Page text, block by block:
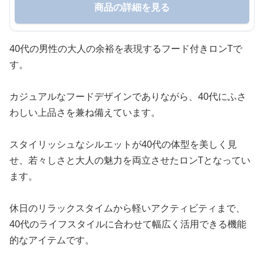
商品の詳細を見る
40代の男性の大人の余裕を表現するフード付きロンTで
す。
カジュアルなフードデザインでありながら、40代にふさ
わしい上品さを兼ね備えています。
スタイリッシュなシルエットが40代の体型を美しく見
せ、若々しさと大人の魅力を両立させたロンTとなってい
ます。
休日のリラックスタイムから軽いアクティビティまで、
40代のライフスタイルに合わせて幅広く活用できる機能
的なアイテムです。